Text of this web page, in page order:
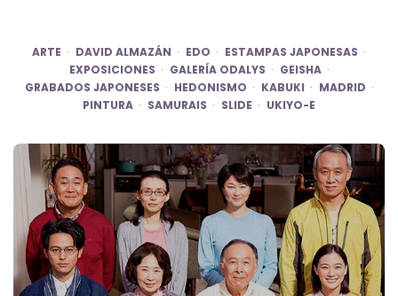
ARTE DAVID ALMAZÁN EDO
ESTAMPAS JAPONESAS
EXPOSICIONES
GALERÍA ODALYS
GEISHA
GRABADOS JAPONESES
HEDONISMO KABUKI
MADRID
PINTURA
SAMURAIS SLIDE UKIYO-E
Post
navigation